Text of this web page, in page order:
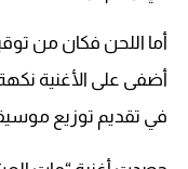
أما اللحن فكان من
أضفى على الأغنية
في تقديم توزيع